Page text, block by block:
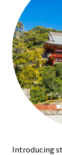
Introducing